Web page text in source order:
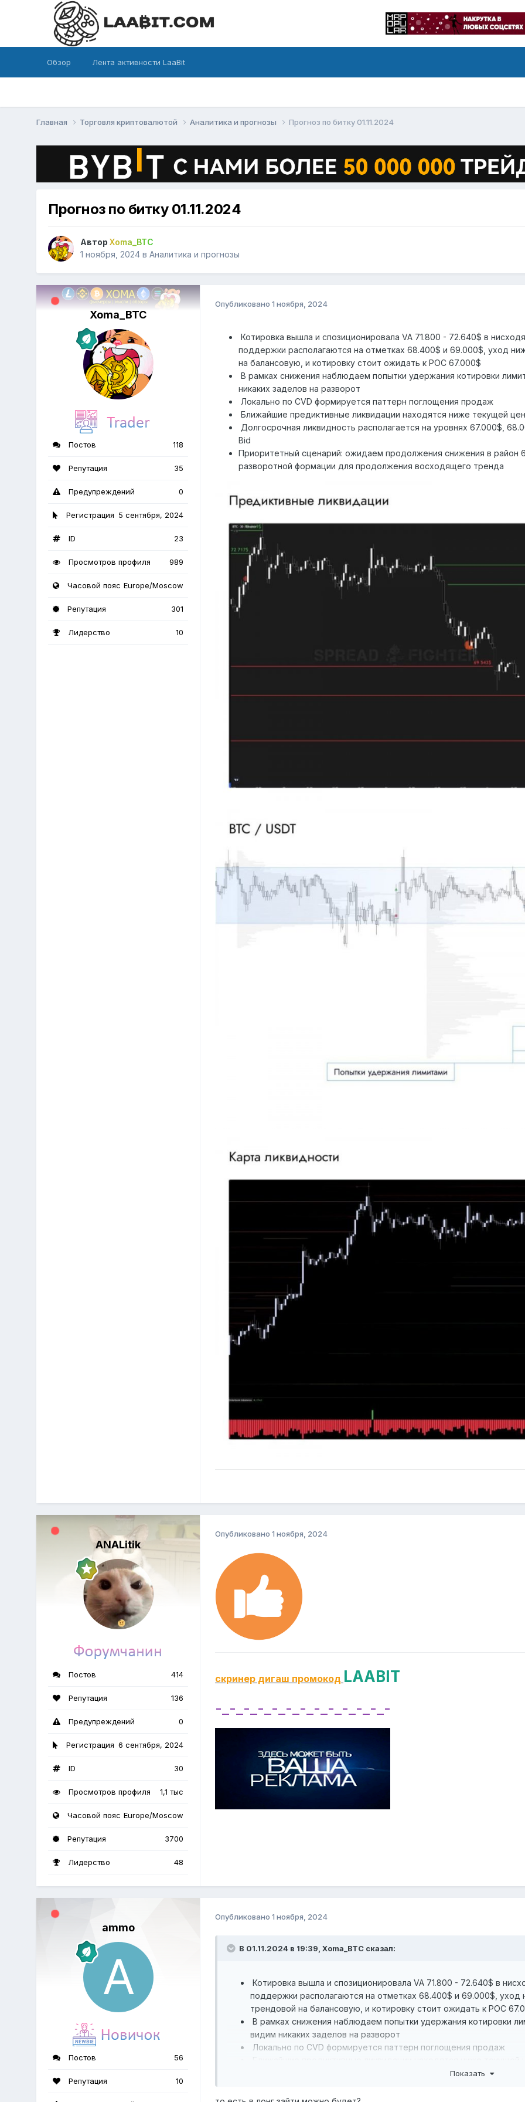
Обзор Лента активности LaaBit
Главная Торговля криптовалютой Аналитика и прогнозы Прогноз по битку 01.11.2024
Прогноз по битку 01.11.2024
АвторXoma_BTC
1 ноября, 2024 вАналитика и прогнозы
Xoma_BTC
Постов 118
Репутация 35
Предупреждений 0
Регистрация 5 сентября, 2024
ID 23
Просмотров профиля 989
Часовой пояс Europe/Moscow
Репутация 301
Лидерство 10
Опубликовано1 ноября, 2024
Котировка вышла и спозиционировала VA 71.800 - 72.640$ в
поддержки располагаются на отметках 68.400$ и 69.000$, уход
на балансовую, и котировку стоит ожидать к POC 67.000$
В рамках снижения наблюдаем попытки удержания котировки
никаких заделов на разворот
Локально по CVD формируется паттерн поглощения продаж
Ближайшие предиктивные ликвидации находятся ниже текущей
Долгосрочная ликвидность располагается на уровнях 67.000$,
Bid
Приоритетный сценарий: ожидаем продолжения снижения в район
разворотной формации для продолжения восходящего тренда
ANALitik
Постов 414
Репутация 136
Предупреждений 0
Регистрация 6 сентября, 2024
ID 30
Просмотров профиля 1,1 тыс
Часовой пояс Europe/Moscow
Репутация 3700
Лидерство 48
Опубликовано1 ноября, 2024
скринер дигаш промокод LAABIT
-_-_-_-_-_-_-_-_-_-_-_-_-
ammo
Постов 56
Репутация 10
Опубликовано1 ноября, 2024
В 01.11.2024 в 19:39,Xoma_BTC сказал:
Котировка вышла и спозиционировала VA 71.800 - 72.640$ в
поддержки располагаются на отметках 68.400$ и 69.000$, уход
трендовой на балансовую, и котировку стоит ожидать к POC
В рамках снижения наблюдаем попытки удержания котировки
видим никаких заделов на разворот
Локально по CVD формируется паттерн поглощения продаж
Долгосрочная ликвидность располагается на уровнях
Приоритетный сценарий: ожидаем продолжения снижения в
Показать